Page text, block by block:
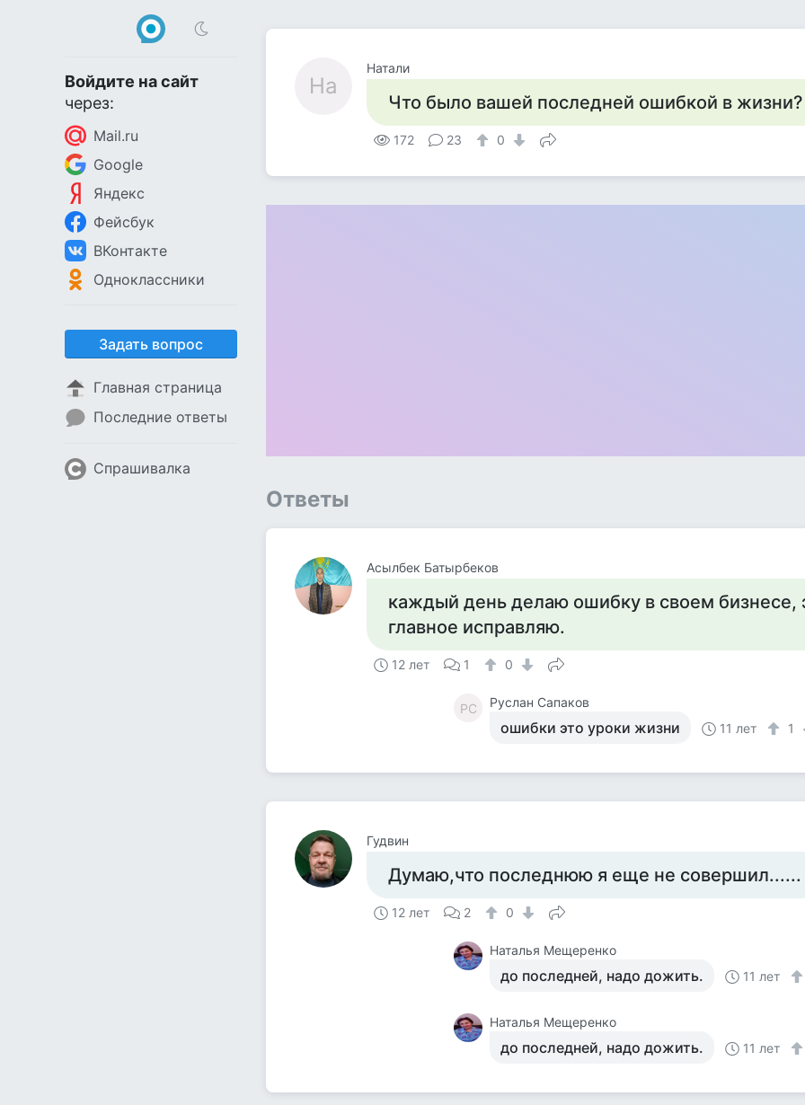
Войдите на сайт
через:
Mail.ru
Google
Яндекс
Фейсбук
ВКонтакте
Одноклассники
Задать вопрос
Главная страница
Последние ответы
Спрашивалка
На
Натали
Что было вашей последней ошибкой в жизни?
172 23 0
Ответы
Асылбек Батырбеков
каждый день делаю ошибку в своем бизнесе,
главное исправляю.
12 лет 1 0
РС Руслан Сапаков
ошибки это уроки жизни 11 лет 1
Гудвин
Думаю,что последнюю я еще не совершил......
12 лет 2 0
Наталья Мещеренко
до последней, надо дожить. 11 лет
Наталья Мещеренко
до последней, надо дожить. 11 лет